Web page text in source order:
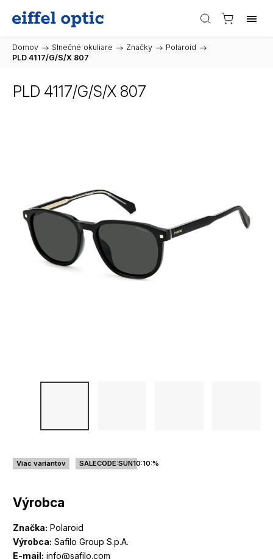
Domov / Slnečné okuliare / Značky / Polaroid /
PLD 4117/G/S/X 807
PLD 4117/G/S/X 807
Výrobca
Značka: Polaroid
Výrobca: Safilo Group S.p.A.
E-mail: info@safilo.com
Viac variantov SALECODE:SUN10:10:%